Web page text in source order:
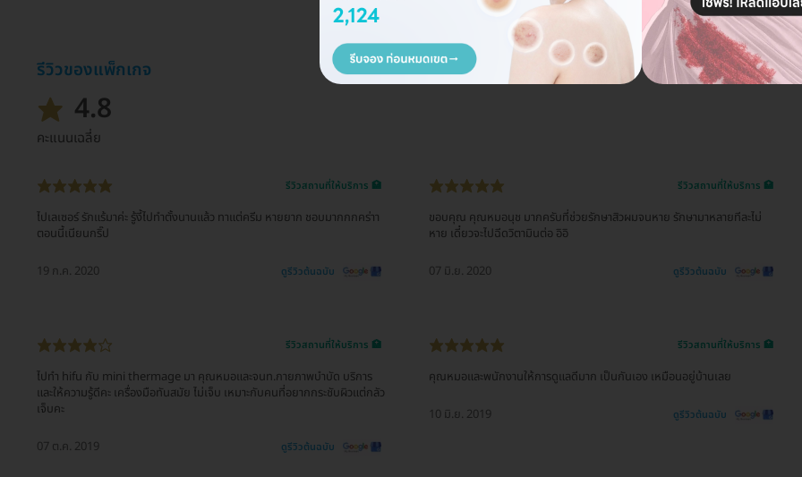
รีวิวของแพ็กเกจ
4.8
คะแนนเฉลี่ย
รีวิวสถานที่ให้บริการ 🏥
ไปเลเซอร์ รักแร้มาค่ะ รู้งี้ไปทำตั้งนานแล้ว ทาแต่ครีม หายยาก ชอบมากกกคร่าา
ตอนนี้เนียนกริ๊ป
19 ก.ค. 2020 ดูรีวิวต้นฉบับ
รีวิวสถานที่ให้บริการ 🏥
ขอบคุณ คุณหมอนุช มากครับที่ช่วยรักษาสิวผมจนหาย รักษามาหลายทีละไม่
หาย เดี๋ยวจะไปฉีดวิตามินต่อ อิอิ
07 มิ.ย. 2020 ดูรีวิวต้นฉบับ
รีวิวสถานที่ให้บริการ 🏥
ไปทำ hifu กับ mini thermage มา คุณหมอและจนท.กายภาพบำบัด บริการ
และให้ความรู้ดีคะ เครื่องมือทันสมัย ไม่เจ็บ เหมาะกับคนที่อยากกระชับผิวแต่กลัว
เจ็บคะ
07 ต.ค. 2019 ดูรีวิวต้นฉบับ
รีวิวสถานที่ให้บริการ 🏥
คุณหมอและพนักงานให้การดูแลดีมาก เป็นกันเอง เหมือนอยู่บ้านเลย
10 มิ.ย. 2019 ดูรีวิวต้นฉบับ